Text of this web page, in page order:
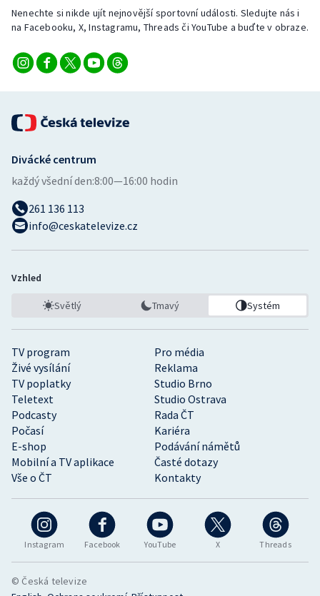
Veslování
Vodní slalom
Nenechte si nikde ujít nejnovější sportovní události. Sledujte nás i
na Facebooku, X, Instagramu, Threads či YouTube a buďte v obraze.
Instagram Facebook YouTube X Threads
TV program
Pro média
Živé vysílání
Reklama
TV poplatky
Studio Brno
Teletext
Studio Ostrava
Podcasty
Rada ČT
Počasí
Kariéra
E-shop
Podávání námětů
Mobilní a TV aplikace
Časté dotazy
Vše o ČT
Kontakty
Divácké centrum
každý všední den:8:00—16:00 hodin
261 136 113
info@ceskatelevize.cz
Vzhled
Světlý Tmavý Systém
© Česká televize